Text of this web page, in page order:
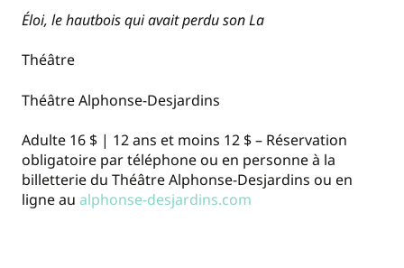
Éloi, le hautbois qui avait perdu son La
Théâtre
Théâtre Alphonse-Desjardins
Adulte 16 $ | 12 ans et moins 12 $ – Réservation
obligatoire par téléphone ou en personne à la
billetterie du Théâtre Alphonse-Desjardins ou en
ligne au alphonse-desjardins.com